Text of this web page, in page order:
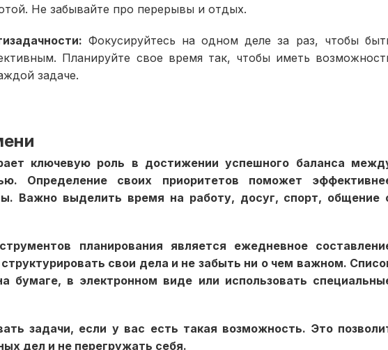
Не забывайте про перерывы и отдых.
Фокусируйтесь на одном деле за раз, чтобы
Планируйте свое время так, чтобы иметь
задаче.
ключевую роль в достижении успешного баланса
Определение своих приоритетов поможет
Важно выделить время на работу, досуг, спорт, общение
планирования является ежедневное
свои дела и не забыть ни о чем важном.
бумаге, в электронном виде или использовать
задачи, если у вас есть такая возможность. Это
дел и не перегружать себя.